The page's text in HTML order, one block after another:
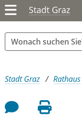
Stadt Graz
Sie sind hier:
Stadt Graz Rathaus
Feedback an Autor
Seite drucken